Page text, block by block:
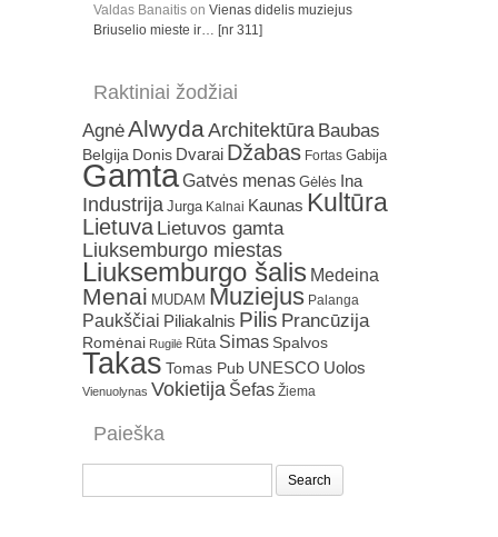
Valdas Banaitis on Vienas didelis muziejus
Briuselio mieste ir… [nr 311]
Raktiniai žodžiai
Agnė Alwyda Architektūra Baubas
Belgija Donis Dvarai Džabas Fortas Gabija
Gamta Gatvės menas Gėlės Ina
Industrija Jurga Kalnai Kaunas Kultūra
Lietuva Lietuvos gamta
Liuksemburgo miestas
Liuksemburgo šalis Medeina
Menai MUDAM Muziejus Palanga
Paukščiai Piliakalnis Pilis Prancūzija
Romėnai Rugilė Rūta Simas Spalvos
Takas Tomas Pub UNESCO Uolos
Vienuolynas Vokietija Šefas Žiema
Paieška
Search